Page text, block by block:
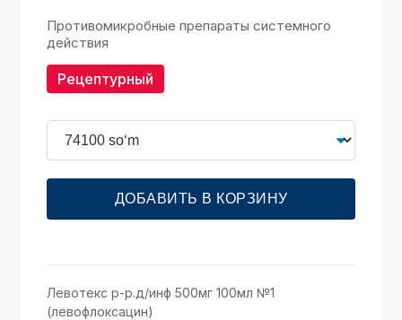
Противомикробные препараты системного
действия
Рецептурный
ДОБАВИТЬ В КОРЗИНУ
Левотекс р-р.д/инф 500мг 100мл №1
(левофлоксацин)